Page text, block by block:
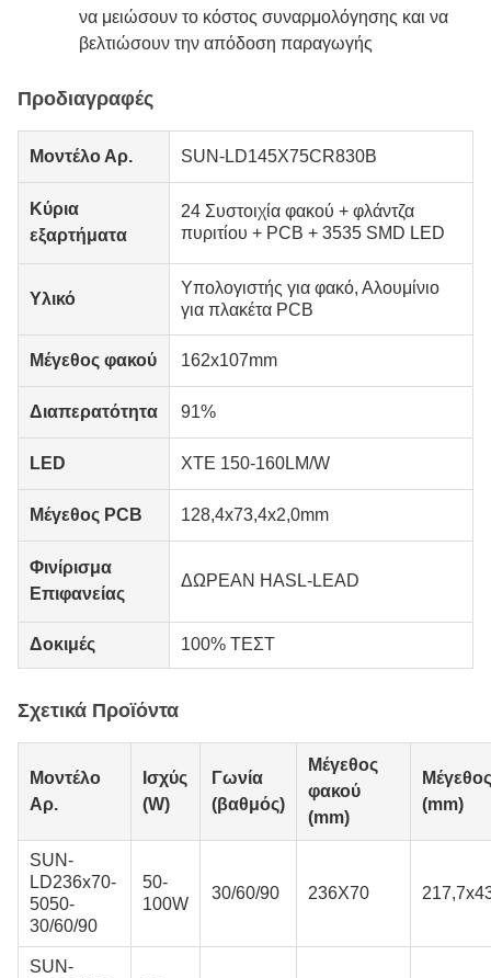
να μειώσουν το κόστος συναρμολόγησης και να
βελτιώσουν την απόδοση παραγωγής
Προδιαγραφές
Μοντέλο Αρ. SUN-LD145X75CR830B
Κύρια
εξαρτήματα
24 Συστοιχία φακού + φλάντζα
πυριτίου + PCB + 3535 SMD LED
Υλικό
Υπολογιστής για φακό, Αλουμίνιο
για πλακέτα PCB
Μέγεθος φακού 162x107mm
Διαπερατότητα 91%
LED XTE 150-160LM/W
Μέγεθος PCB 128,4x73,4x2,0mm
Φινίρισμα
Επιφανείας
ΔΩΡΕΑΝ HASL-LEAD
Δοκιμές 100% ΤΕΣΤ
Σχετικά Προϊόντα
Μοντέλο
Αρ.
Ισχύς
(W)
Γωνία
(βαθμός)
Μέγεθος
φακού
(mm)
(mm)
SUN-
LD236x70-
5050-
30/60/90
50-
100W
30/60/90 236Χ70
SUN-